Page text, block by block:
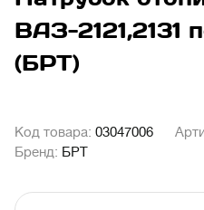
ВАЗ-2121,2131
(БРТ)
Код товара: 03047006
Бренд: БРТ